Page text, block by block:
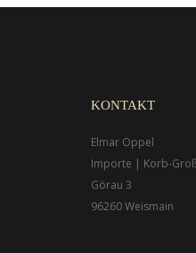
KONTAKT
Elmar Oppel
Importe | Korb-
Görau 3
96260 Weismain